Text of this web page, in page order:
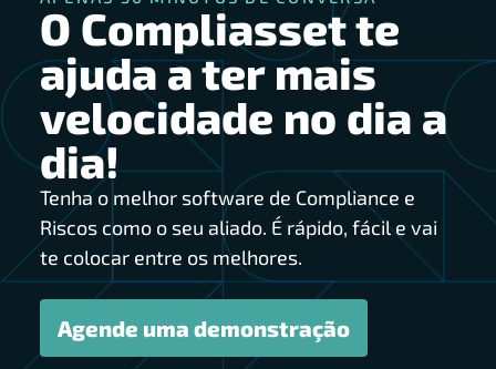
O Compliasset te
ajuda a ter mais
velocidade no dia a
dia!
Tenha o melhor software de Compliance e
Riscos como o seu aliado. É rápido, fácil e vai
te colocar entre os melhores.
Agende uma demonstração